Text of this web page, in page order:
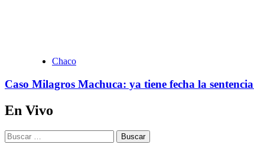
Chaco
Caso Milagros Machuca: ya tiene fecha la
En Vivo
Buscar: